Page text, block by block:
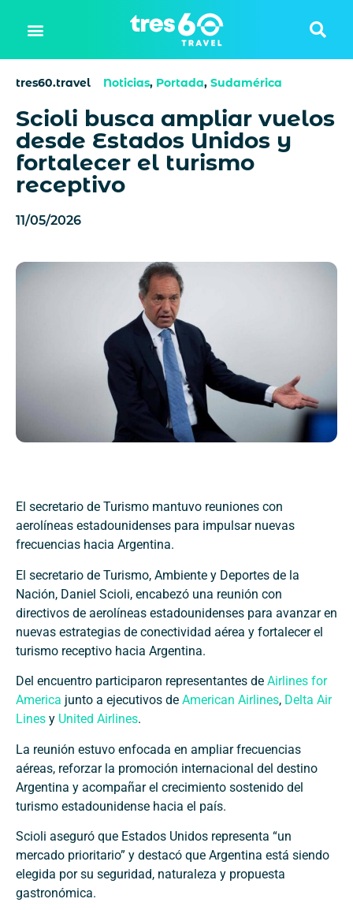
tres60.travel Noticias, Portada, Sudamérica
Scioli busca ampliar vuelos
desde Estados Unidos y
fortalecer el turismo
receptivo
11/05/2026
El secretario de Turismo mantuvo reuniones con
aerolíneas estadounidenses para impulsar nuevas
frecuencias hacia Argentina.
El secretario de Turismo, Ambiente y Deportes de la
Nación, Daniel Scioli, encabezó una reunión con
directivos de aerolíneas estadounidenses para avanzar en
nuevas estrategias de conectividad aérea y fortalecer el
turismo receptivo hacia Argentina.
Del encuentro participaron representantes de Airlines for
America junto a ejecutivos de American Airlines, Delta Air
Lines y United Airlines.
La reunión estuvo enfocada en ampliar frecuencias
aéreas, reforzar la promoción internacional del destino
Argentina y acompañar el crecimiento sostenido del
turismo estadounidense hacia el país.
Scioli aseguró que Estados Unidos representa “un
mercado prioritario” y destacó que Argentina está siendo
elegida por su seguridad, naturaleza y propuesta
gastronómica.